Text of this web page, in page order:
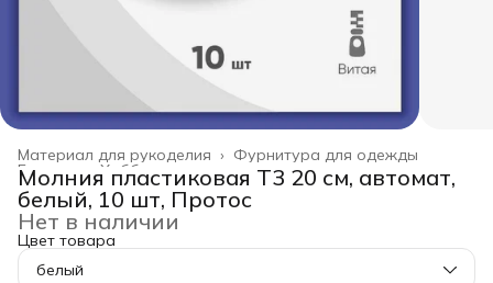
Фурнитура для одежды
Материал для рукоделия ›
Хобби и творчество ›
Главная ›
Молния пластиковая Т3 20 см, автомат,
белый, 10 шт, Протос
Нет в наличии
Цвет товара
белый